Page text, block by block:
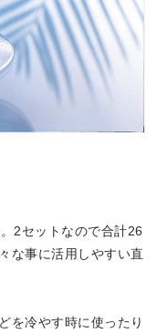
2セットなので合計26
な事に活用しやすい直
を冷やす時に使ったり